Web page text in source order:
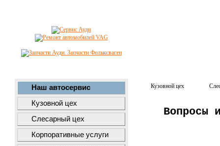
Наш автосервис
Кузовной цех
Слесарный цех
Корпоративные услуги
Кузовной цех
Вопросы